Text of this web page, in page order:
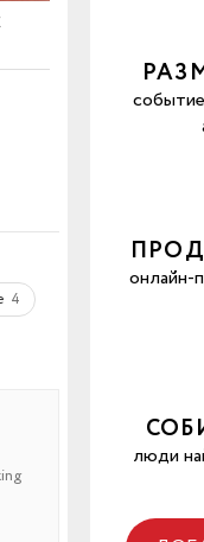
4
онлайн-
люди